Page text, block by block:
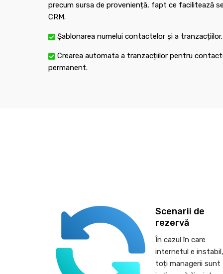
precum sursa de proveniență, fapt ce facilitează
CRM.
Șablonarea numelui contactelor și a tranzacțiilor.
Crearea automata a tranzacțiilor pentru
permanent.
Scenarii de
rezervă
În cazul în care
internetul e instabil,
toți managerii sunt